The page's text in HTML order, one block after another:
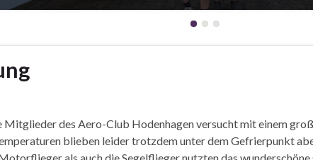
Mitglieder des Aero-Club Hodenhagen versucht mit einem
blieben leider trotzdem unter dem Gefrierpunkt